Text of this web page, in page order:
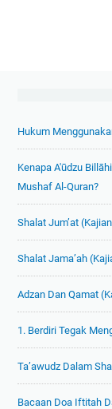
Hukum
Kenapa A'ūdzu
Mushaf Al-Quran?
Shalat Jum’at
Shalat Jama’ah
Adzan Dan Qamat
1. Berdiri Tegak
Ta’awudz Dalam
Bacaan Doa Iftitah